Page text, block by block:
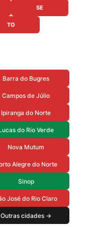
SE
TO
Barra do Bugres
Campos de Júlio
Ipiranga do Norte
do Rio Verde
Nova Mutum
Alegre do Norte
Sinop
José do Rio Claro
Outras cidades →